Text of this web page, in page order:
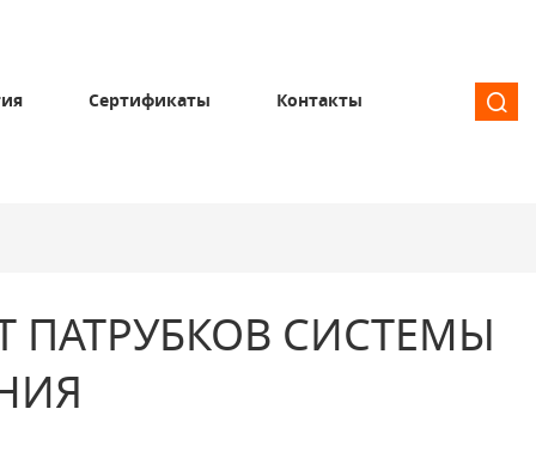
Сертификаты Контакты
ПАТРУБКОВ СИСТЕМЫ